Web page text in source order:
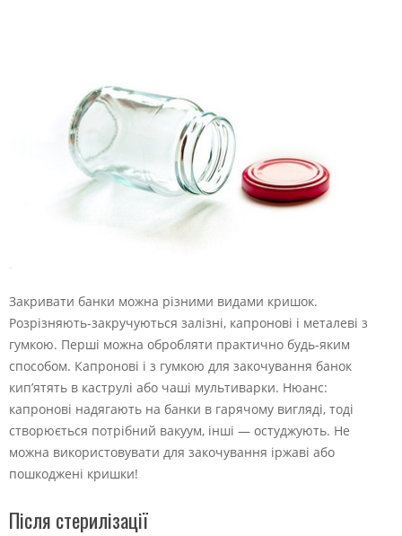
Закривати банки можна різними видами кришок.
Розрізняють-закручуються залізні, капронові і металеві з
гумкою. Перші можна обробляти практично будь-яким
способом. Капронові і з гумкою для закочування банок
кип’ятять в каструлі або чаші мультиварки. Нюанс:
капронові надягають на банки в гарячому вигляді, тоді
створюється потрібний вакуум, інші — остуджують. Не
можна використовувати для закочування іржаві або
пошкоджені кришки!
Після стерилізації